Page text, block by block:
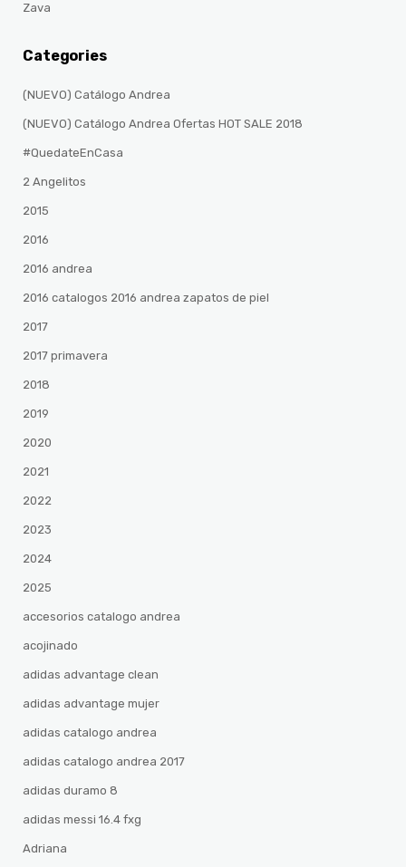
Zava
Categories
(NUEVO) Catálogo Andrea
(NUEVO) Catálogo Andrea Ofertas HOT SALE 2018
#QuedateEnCasa
2 Angelitos
2015
2016
2016 andrea
2016 catalogos 2016 andrea zapatos de piel
2017
2017 primavera
2018
2019
2020
2021
2022
2023
2024
2025
accesorios catalogo andrea
acojinado
adidas advantage clean
adidas advantage mujer
adidas catalogo andrea
adidas catalogo andrea 2017
adidas duramo 8
adidas messi 16.4 fxg
Adriana